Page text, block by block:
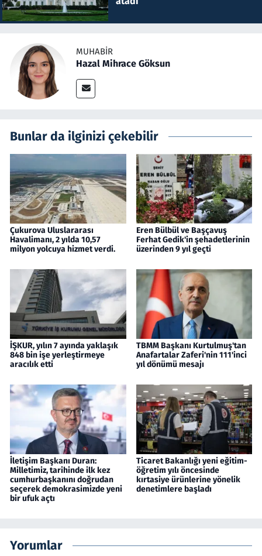
MUHABIR
Hazal Mihrace Göksun
Bunlar da ilginizi çekebilir
Çukurova Uluslararası
Havalimanı, 2 yılda 10,57
milyon yolcuya hizmet verdi.
Eren Bülbül ve Başçavuş
Ferhat Gedik'in şehadetlerinin
üzerinden 9 yıl geçti
İŞKUR, yılın 7 ayında yaklaşık
848 bin işe yerleştirmeye
aracılık etti
TBMM Başkanı Kurtulmuş'tan
Anafartalar Zaferi'nin 111'inci
yıl dönümü mesajı
İletişim Başkanı Duran:
Milletimiz, tarihinde ilk kez
cumhurbaşkanını doğrudan
seçerek demokrasimizde yeni
bir ufuk açtı
Ticaret Bakanlığı yeni eğitim-
öğretim yılı öncesinde
kırtasiye ürünlerine yönelik
denetimlere başladı
Yorumlar